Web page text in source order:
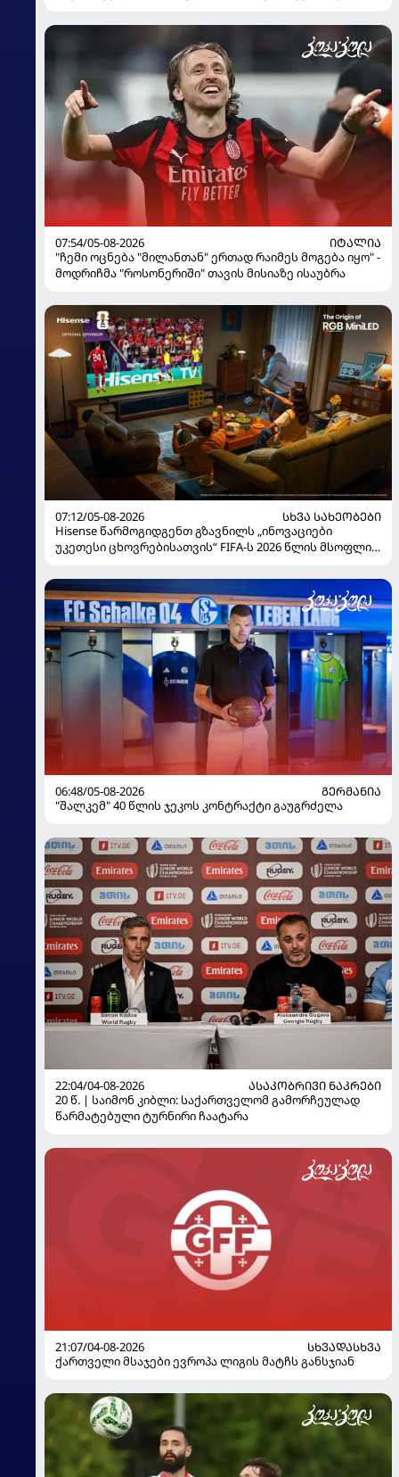
ინფორმაციას ავრცელებს
07:54/05-08-2026
ᲘᲢᲐᲚᲘᲐ
"ჩემი ოცნება "მილანთან" ერთად რაიმეს მოგება იყო" -
მოდრიჩმა "როსონერიში" თავის მისიაზე ისაუბრა
07:12/05-08-2026
ᲡᲮᲕᲐ ᲡᲐᲮᲔᲝᲑᲔᲑᲘ
Hisense წარმოგიდგენთ გზავნილს „ინოვაციები
უკეთესი ცხოვრებისათვის“ FIFA-ს 2026 წლის მსოფლიო
06:48/05-08-2026
ᲒᲔᲠᲛᲐᲜᲘᲐ
"შალკემ" 40 წლის ჯეკოს კონტრაქტი გაუგრძელა
22:04/04-08-2026
ᲐᲡᲐᲙᲝᲑᲠᲘᲕᲘ ᲜᲐᲙᲠᲔᲑᲘ
20 წ. | საიმონ კიბლი: საქართველომ გამორჩეულად
წარმატებული ტურნირი ჩაატარა
21:07/04-08-2026
ᲡᲮᲕᲐᲓᲐᲡᲮᲕᲐ
ქართველი მსაჯები ევროპა ლიგის მატჩს განსჯიან